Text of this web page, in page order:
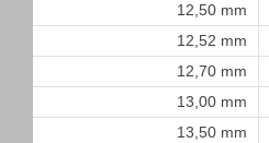
12,50 mm
12,52 mm
12,70 mm
13,00 mm
13,50 mm